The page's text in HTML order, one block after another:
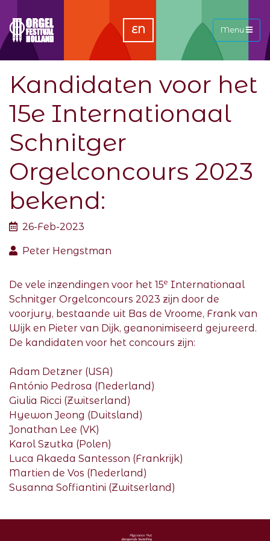
EN Menu
Kandidaten voor het
15e Internationaal
Schnitger
Orgelconcours 2023
bekend:
26-Feb-2023
Peter Hengstman
De vele inzendingen voor het 15e Internationaal
Schnitger Orgelconcours 2023 zijn door de
voorjury, bestaande uit Bas de Vroome, Frank van
Wijk en Pieter van Dijk, geanonimiseerd gejureerd.
De kandidaten voor het concours zijn:
Adam Detzner (USA)
António Pedrosa (Nederland)
Giulia Ricci (Zwitserland)
Hyewon Jeong (Duitsland)
Jonathan Lee (VK)
Karol Szutka (Polen)
Luca Akaeda Santesson (Frankrijk)
Martien de Vos (Nederland)
Susanna Soffiantini (Zwitserland)